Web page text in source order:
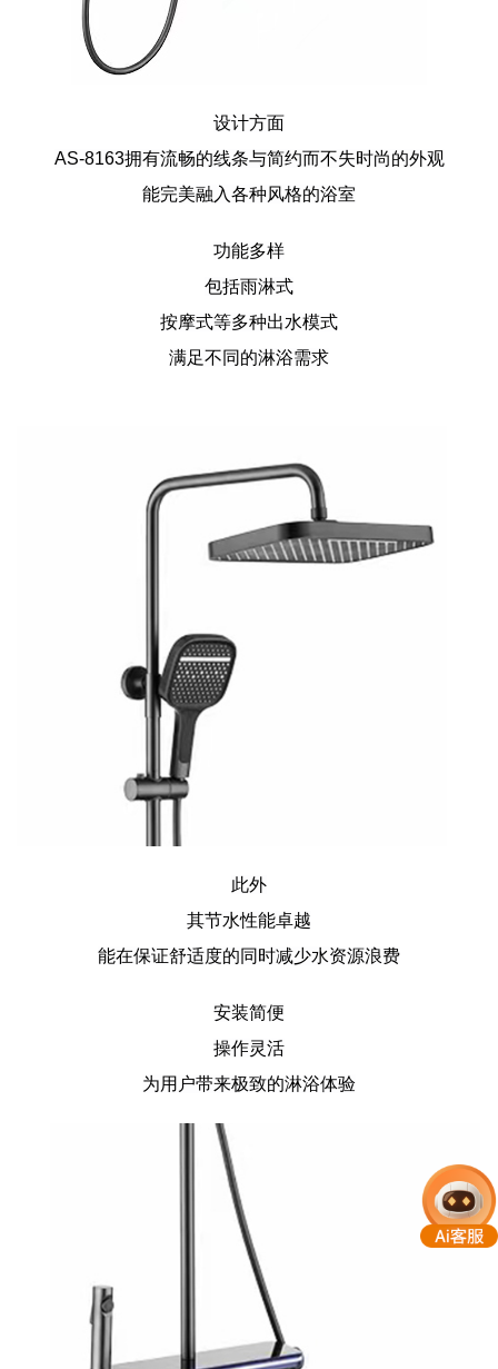
设计方面
AS-8163拥有流畅的线条与简约而不失时尚的外观
能完美融入各种风格的浴室
功能多样
包括雨淋式
按摩式等多种出水模式
满足不同的淋浴需求
此外
其节水性能卓越
能在保证舒适度的同时减少水资源浪费
安装简便
操作灵活
为用户带来极致的淋浴体验